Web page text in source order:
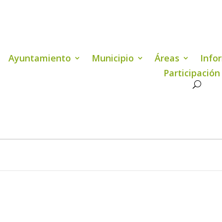
Ayuntamiento Municipio Áreas
Participación